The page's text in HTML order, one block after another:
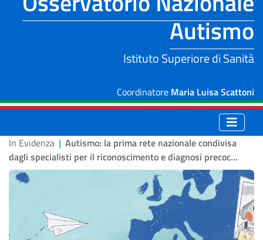
Autismo
Istituto Superiore di Sanità
Coordinatore Maria Luisa Scattoni
In Evidenza | Autismo: la prima rete nazionale condivisa
dagli specialisti per il riconoscimento e diagnosi precoc...